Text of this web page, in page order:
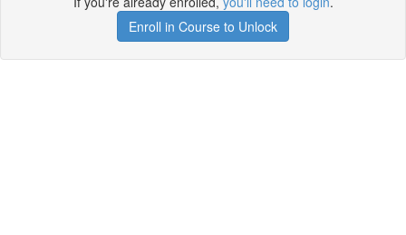
Enroll in Course to Unlock